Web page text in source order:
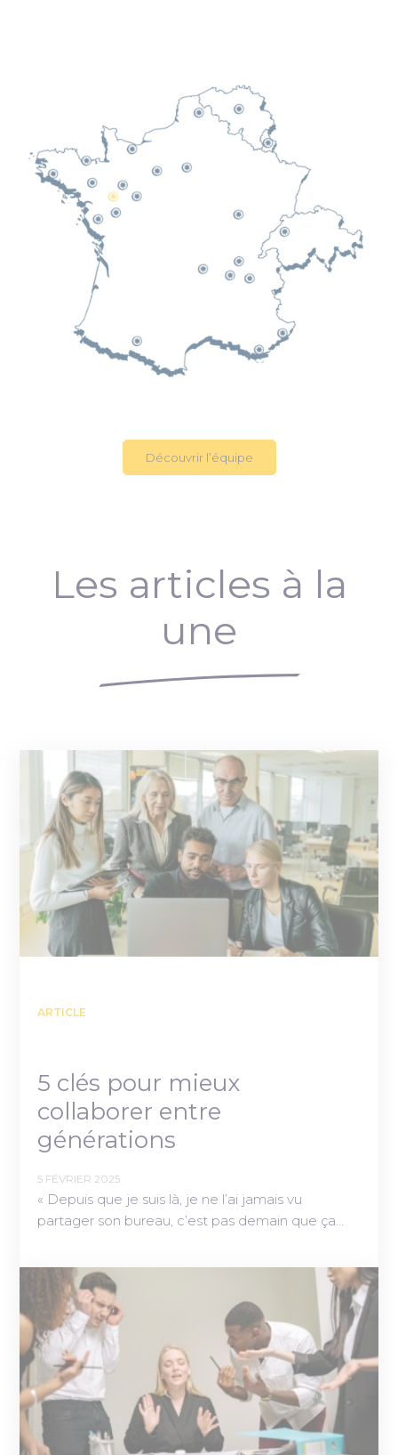
Découvrir l’équipe
Les articles à la
une
ARTICLE
5 clés pour mieux
collaborer entre
générations
5 FÉVRIER 2025
« Depuis que je suis là, je ne l’ai jamais vu
partager son bureau, c’est pas demain que ça…